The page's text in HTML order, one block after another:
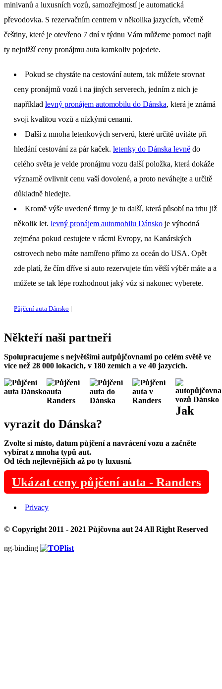
minivanů a luxusních vozů, samozřejmostí je automatická
převodovka. S rezervačním centrem v několika jazycích, včetně
češtiny, které je otevřeno 7 dní v týdnu Vám můžeme pomoci najít
ty nejnižší ceny pronájmu auta kamkoliv pojedete.
Pokud se chystáte na cestování autem, tak můžete srovnat
ceny pronájmů vozů i na jiných serverech, jedním z nich je
například levný pronájem automobilu do Dánska, která je známá
svoji kvalitou vozů a nízkými cenami.
Další z mnoha letenkových serverů, které určitě uvítáte při
hledání cestování za pár kaček. letenky do Dánska levně do
celého světa je velde pronájmu vozu další položka, která dokáže
významě ovlivnit cenu vaší dovolené, a proto neváhejte a určitě
důkladně hledejte.
Kromě výše uvedené firmy je tu další, která působí na trhu již
několik let. levný pronájem automobilu Dánsko je výhodná
zejména pokud cestujete v rácmi Evropy, na Kanárských
ostrovech nebo máte namířeno přímo za oceán do USA. Opět
zde platí, že čím dříve si auto rezervujete tím větší výběr máte a a
můžete se tak lépe rozhodnout jaký vůz si nakonec vyberete.
Půjčení auta Dánsko
Někteří naši partneři
Spolupracujeme s největšími autpůjčovnami po celém světě ve
více než 28 000 lokacích, v 180 zemích a ve 40 jazycích.
Jak
vyrazit do Dánska?
Zvolte si místo, datum půjčení a navrácení vozu a začněte
vybírat z mnoha typů aut.
Od těch nejlevnějších až po ty luxusní.
Ukázat ceny půjčení auta - Randers
Privacy
© Copyright 2011 - 2021 Půjčovna aut 24 All Right Reserved
ng-binding